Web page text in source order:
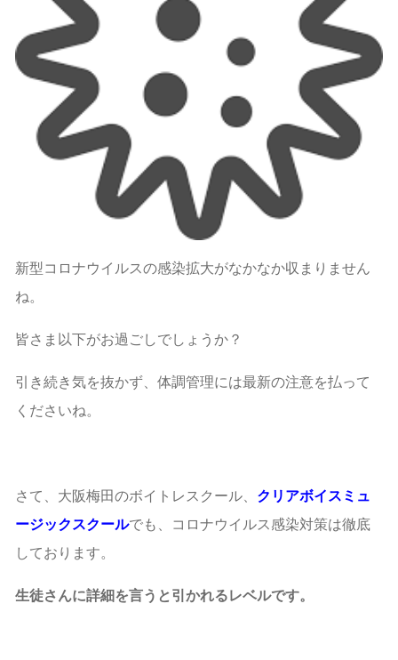
新型コロナウイルスの感染拡大がなかなか収まりません
ね。
皆さま以下がお過ごしでしょうか？
引き続き気を抜かず、体調管理には最新の注意を払って
くださいね。
さて、大阪梅田のボイトレスクール、 クリアボイスミュ
ージックスクールでも、コロナウイルス感染対策は徹底
しております。
生徒さんに詳細を言うと引かれるレベルです。